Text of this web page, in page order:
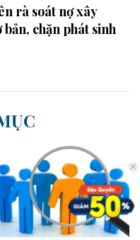
rà soát nợ xây
chặn phát sinh